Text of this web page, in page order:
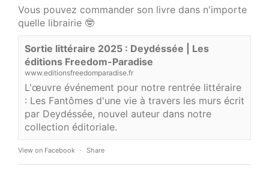
Vous pouvez commander son livre dans n'importe
quelle librairie 🤓
Sortie littéraire 2025 : Deydéssée | Les
éditions Freedom-Paradise
www.editionsfreedomparadise.fr
L'œuvre événement pour notre rentrée littéraire
: Les Fantômes d'une vie à travers les murs écrit
par Deydéssée, nouvel auteur dans notre
collection éditoriale.
View on Facebook · Share